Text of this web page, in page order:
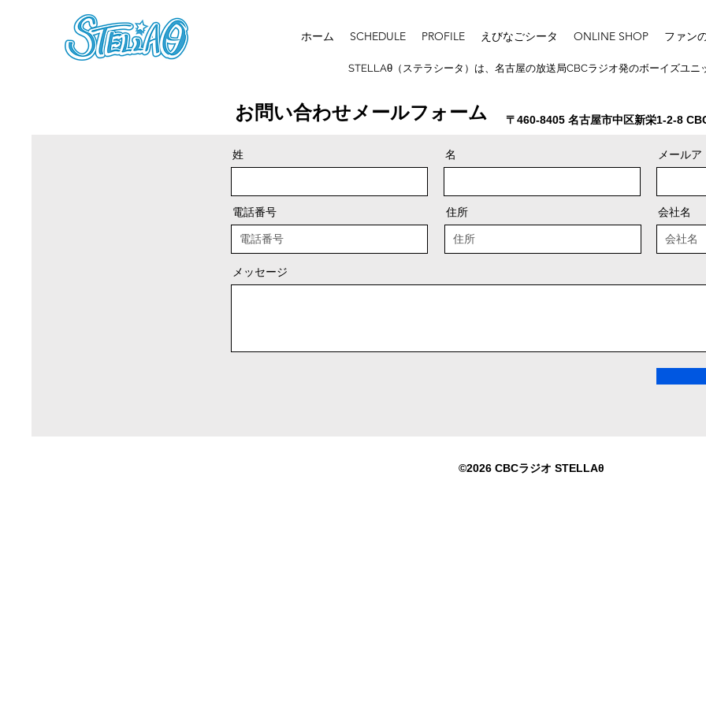
ホーム SCHEDULE PROFILE えびなごシータ ONLINE SHOP ファン
STELLAθ（ステラシータ）は、名古屋の放送局CBCラジオ発のボーイズユニ
お問い合わせメールフォーム 〒460-8405 名古屋市中区新栄1-2-8
姓
電話番号
名
住所
メールア
会社名
メッセージ
©2026 CBCラジオ STELLAθ